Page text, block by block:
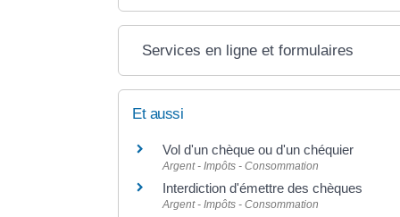
Services en ligne et formulaires
Et aussi
Vol d'un chèque ou d'un chéquier
Argent - Impôts - Consommation
Interdiction d'émettre des chèques
Argent - Impôts - Consommation